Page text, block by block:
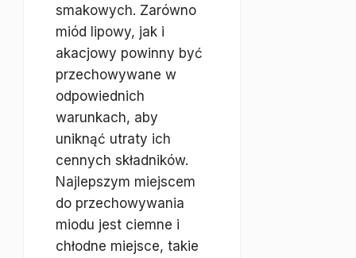
smakowych. Zarówno
miód lipowy, jak i
akacjowy powinny być
przechowywane w
odpowiednich
warunkach, aby
uniknąć utraty ich
cennych składników.
Najlepszym miejscem
do przechowywania
miodu jest ciemne i
chłodne miejsce, takie